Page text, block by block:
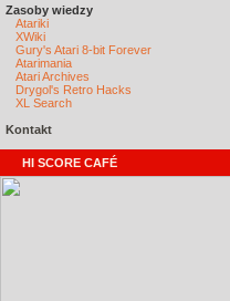
Zasoby wiedzy
Atariki
XWiki
Gury's Atari 8-bit Forever
Atarimania
Atari Archives
Drygol's Retro Hacks
XL Search
Kontakt
HI SCORE CAFÉ